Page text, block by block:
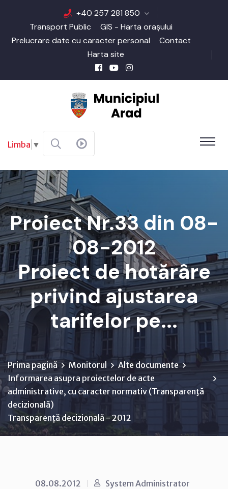
+40 257 281 850
Transport Public
GIS - Harta orașului
Prelucrare date cu caracter personal
Contact
Harta site
Limba ▼
Proiect Nr.33 din 08-
08-2012
Proiect de hotărâre
privind ajustarea
tarifelor pe...
Prima pagină Monitorul
Alte documente
Informarea asupra proiectelor de acte
administrative, cu caracter normativ (Transparenţă
decizională)
Transparență decizională - 2012
08.08.2012 System Administrator